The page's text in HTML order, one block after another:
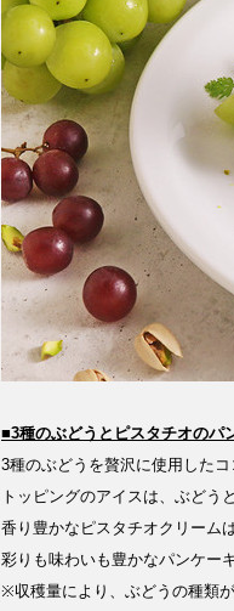
BRAND/
NEWS
■​3種のぶどうとピスタチオのパ
3種のぶどうを贅沢に使用したコ
トッピングのアイスは、ぶどう
香り豊かなピスタチオクリーム
彩りも味わいも豊かなパンケー
※収穫量により、ぶどうの種類